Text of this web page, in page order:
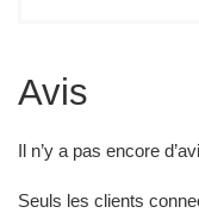
Avis
Il n’y a pas encore
Seuls les clients